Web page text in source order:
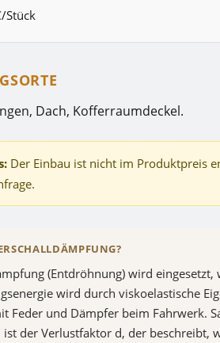
Stück
Dach, Kofferraumdeckel.
Der Einbau ist nicht im Produktpreis
(Entdröhnung) wird
wird durch viskoelastische
Feder und Dämpfer beim Fahrwerk.
der Verlustfaktor d, der beschreibt,